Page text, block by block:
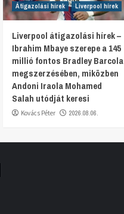
Átigazolási hírek Liverpool hírek
Liverpool átigazolási hírek –
Ibrahim Mbaye szerepe a 145
millió fontos Bradley Barcola
megszerzésében, miközben
Andoni Iraola Mohamed
Salah utódját keresi
Kovács Péter 2026.08.06.